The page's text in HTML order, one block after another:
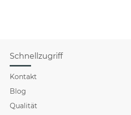
Schnellzugriff
Kontakt
Blog
Qualität